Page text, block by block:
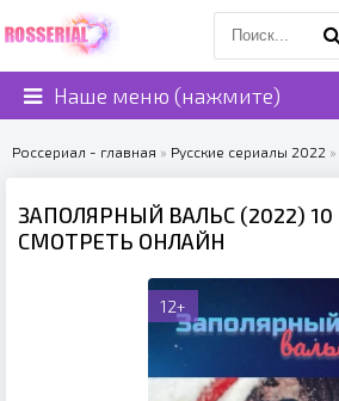
Наше меню (нажмите)
Россериал - главная » Русские сериалы 2022
ЗАПОЛЯРНЫЙ ВАЛЬС (2022) 10
СМОТРЕТЬ ОНЛАЙН
12+